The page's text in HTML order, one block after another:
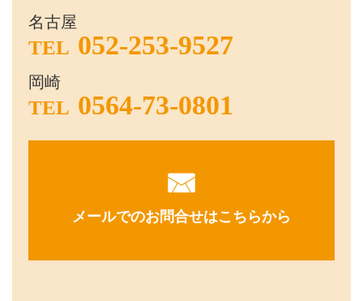
名古屋
TEL 052-253-9527
岡崎
TEL 0564-73-0801
メールでのお問合せはこちらから